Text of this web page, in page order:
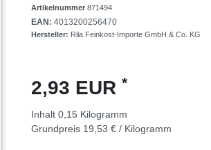
Artikelnummer 871494
EAN: 4013200256470
Hersteller: Rila Feinkost-Importe GmbH & Co. KG
2,93 EUR *
Inhalt 0,15 Kilogramm
Grundpreis 19,53 € / Kilogramm